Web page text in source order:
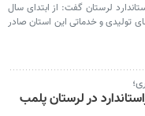
لرستان گفت: از ابتدای سال
واحدهای تولیدی و خدماتی این استان صادر
در لرستان پلمب